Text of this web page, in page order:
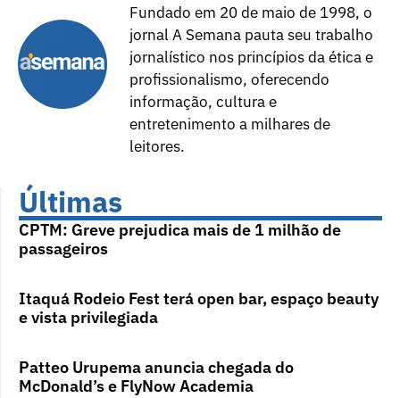
Fundado em 20 de maio de 1998, o
jornal A Semana pauta seu trabalho
jornalístico nos princípios da ética e
profissionalismo, oferecendo
informação, cultura e
entretenimento a milhares de
leitores.
Últimas
CPTM: Greve prejudica mais de 1 milhão de
passageiros
Itaquá Rodeio Fest terá open bar, espaço beauty
e vista privilegiada
Patteo Urupema anuncia chegada do
McDonald’s e FlyNow Academia